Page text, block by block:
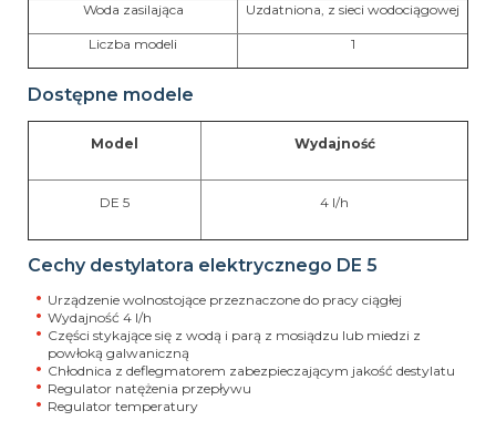
Woda zasilająca Uzdatniona, z sieci wodociągowej
Liczba modeli 1
Dostępne modele
Model Wydajność
DE 5 4 l/h
Cechy destylatora elektrycznego DE 5
Urządzenie wolnostojące przeznaczone do pracy ciągłej
Wydajność 4 l/h
Części stykające się z wodą i parą z mosiądzu lub miedzi z
powłoką galwaniczną
Chłodnica z deflegmatorem zabezpieczającym jakość destylatu
Regulator natężenia przepływu
Regulator temperatury